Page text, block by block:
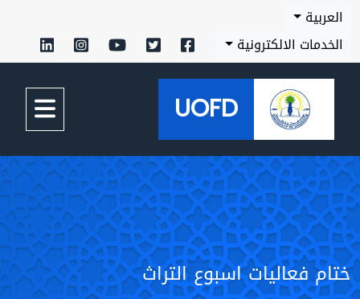
العربية
الخدمات الالكترونية
UOFD
ختام فعاليات اسبوع التراث